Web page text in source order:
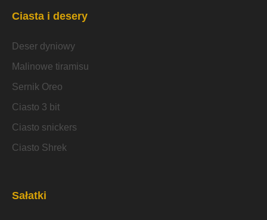
Ciasta i desery
Deser dyniowy
Malinowe tiramisu
Sernik Oreo
Ciasto 3 bit
Ciasto snickers
Ciasto Shrek
Sałatki